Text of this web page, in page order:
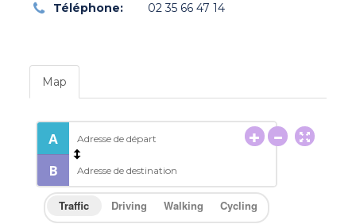
Téléphone: 02 35 66 47 14
Map
Traffic Driving Walking Cycling